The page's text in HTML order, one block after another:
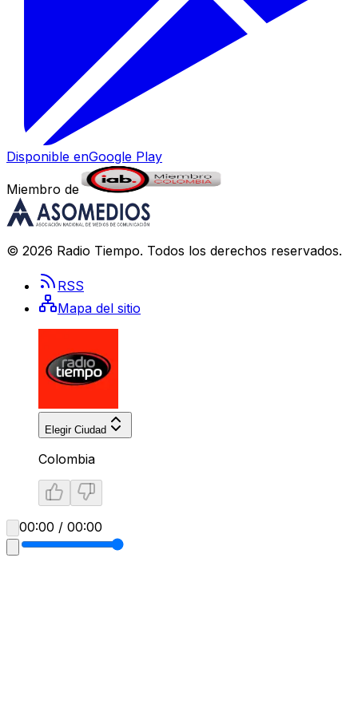
Disponible enGoogle Play
Miembro de
© 2026 Radio Tiempo. Todos los derechos reservados.
RSS
Mapa del sitio
Elegir Ciudad
Colombia
00:00 / 00:00